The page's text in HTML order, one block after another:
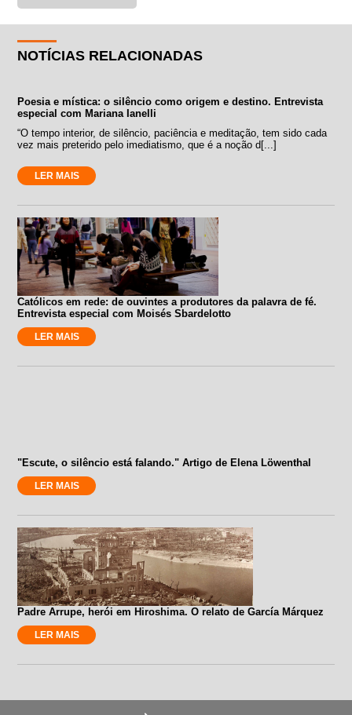
NOTÍCIAS RELACIONADAS
Poesia e mística: o silêncio como origem e destino. Entrevista
especial com Mariana Ianelli
“O tempo interior, de silêncio, paciência e meditação, tem sido cada
vez mais preterido pelo imediatismo, que é a noção d[...]
LER MAIS
Católicos em rede: de ouvintes a produtores da palavra de fé.
Entrevista especial com Moisés Sbardelotto
LER MAIS
"Escute, o silêncio está falando." Artigo de Elena Löwenthal
LER MAIS
Padre Arrupe, herói em Hiroshima. O relato de García Márquez
LER MAIS